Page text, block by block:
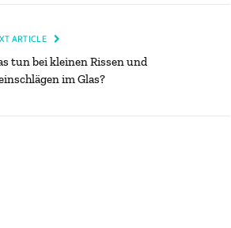
ARTICLE
tun bei kleinen Rissen und
im Glas?